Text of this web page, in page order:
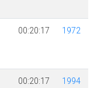
00:20:17 1972
00:20:17 1994